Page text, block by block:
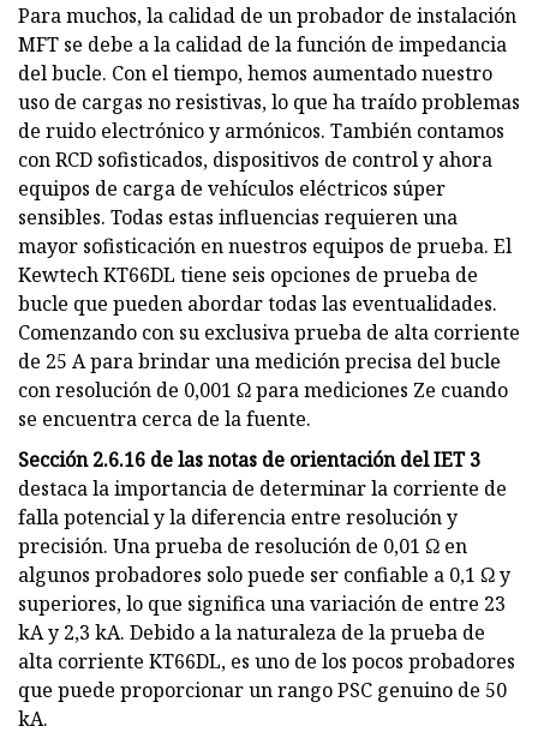
Para muchos, la calidad de un probador de instalación
MFT se debe a la calidad de la función de impedancia
del bucle. Con el tiempo, hemos aumentado nuestro
uso de cargas no resistivas, lo que ha traído problemas
de ruido electrónico y armónicos. También contamos
con RCD sofisticados, dispositivos de control y ahora
equipos de carga de vehículos eléctricos súper
sensibles. Todas estas influencias requieren una
mayor sofisticación en nuestros equipos de prueba. El
Kewtech KT66DL tiene seis opciones de prueba de
bucle que pueden abordar todas las eventualidades.
Comenzando con su exclusiva prueba de alta corriente
de 25 A para brindar una medición precisa del bucle
con resolución de 0,001 Ω para mediciones Ze cuando
se encuentra cerca de la fuente.
Sección 2.6.16 de las notas de orientación del IET 3
destaca la importancia de determinar la corriente de
falla potencial y la diferencia entre resolución y
precisión. Una prueba de resolución de 0,01 Ω en
algunos probadores solo puede ser confiable a 0,1 Ω y
superiores, lo que significa una variación de entre 23
kA y 2,3 kA. Debido a la naturaleza de la prueba de
alta corriente KT66DL, es uno de los pocos probadores
que puede proporcionar un rango PSC genuino de 50
kA.